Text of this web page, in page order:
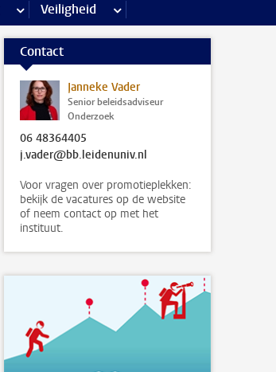
meer Communicatie & Marketing pagina’s
Veiligheid meer Veiligheid pagina’s
Contact
Janneke Vader
Senior beleidsadviseur
Onderzoek
06 48364405
j.vader@bb.leidenuniv.nl
Voor vragen over promotieplekken:
bekijk de vacatures op de website
of neem contact op met het
instituut.